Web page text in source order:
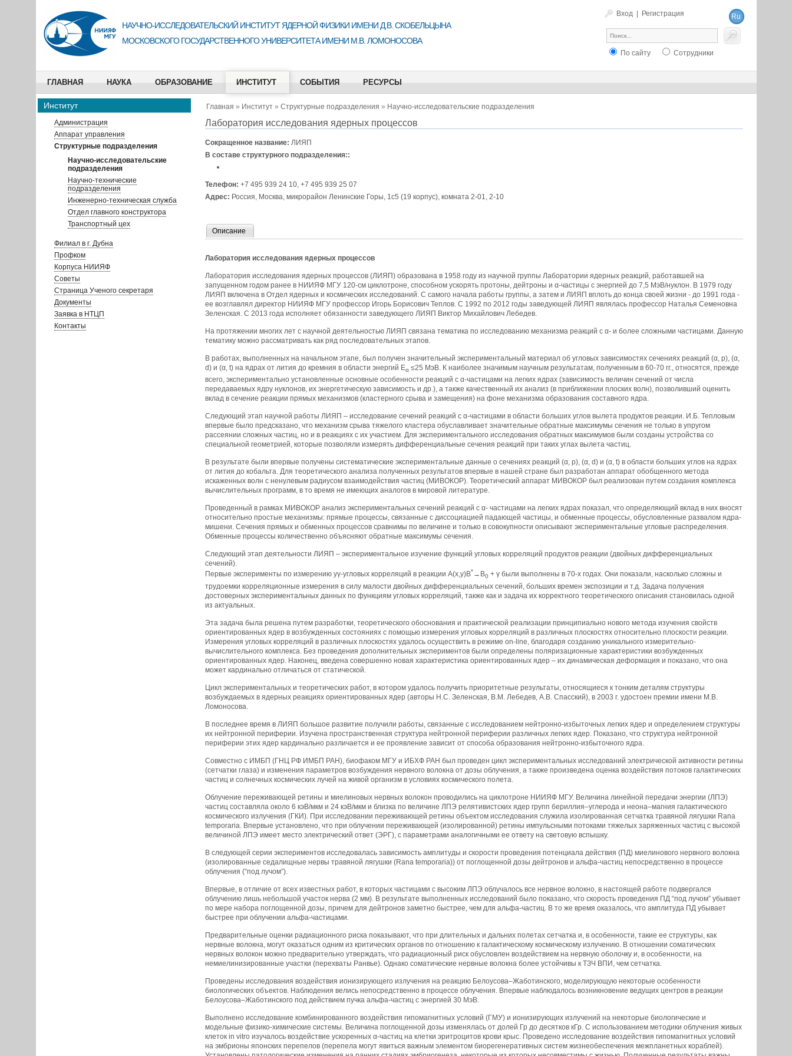
Вход Регистрация
Ru
En
НАУЧНО-ИССЛЕДОВАТЕЛЬСКИЙ ИНСТИТУТ ЯДЕРНОЙ ФИЗИКИ ИМЕНИ Д.В. СКОБЕЛЬЦЫНА
МОСКОВСКОГО ГОСУДАРСТВЕННОГО УНИВЕРСИТЕТА ИМЕНИ М.В. ЛОМОНОСОВА
По сайту Сотрудники
ГЛАВНАЯ НАУКА ОБРАЗОВАНИЕ ИНСТИТУТ СОБЫТИЯ РЕСУРСЫ
Институт
Администрация
Аппарат управления
Структурные подразделения
Научно-исследовательские
подразделения
Научно-технические
подразделения
Инженерно-техническая служба
Отдел главного конструктора
Транспортный цех
Филиал в г. Дубна
Профком
Корпуса НИИЯФ
Советы
Страница Ученого секретаря
Документы
Заявка в НТЦП
Контакты
Главная » Институт» Структурные подразделения » Научно-исследовательские подразделения
Лаборатория исследования ядерных процессов
Сокращенное название: ЛИЯП
В составе структурного подразделения::
Телефон: +7 495 939 24 10, +7 495 939 25 07
Адрес: Россия, Москва, микрорайон Ленинские Горы, 1с5 (19 корпус), комната 2-01, 2-10
Описание
Лаборатория исследования ядерных процессов
Лаборатория исследования ядерных процессов (ЛИЯП) образована в 1958 году из научной группы Лаборатории ядерных реакций, работавшей на
запущенном годом ранее в НИИЯФ МГУ 120-см циклотроне, способном ускорять протоны, дейтроны и α-частицы с энергией до 7,5 МэВ/нуклон. В 1979 году
ЛИЯП включена в Отдел ядерных и космических исследований. С самого начала работы группы, а затем и ЛИЯП вплоть до конца своей жизни - до 1991 года -
ее возглавлял директор НИИЯФ МГУ профессор Игорь Борисович Теплов. С 1992 по 2012 годы заведующей ЛИЯП являлась профессор Наталья Семеновна
Зеленская. С 2013 года исполняет обязанности заведующего ЛИЯП Виктор Михайлович Лебедев.
На протяжении многих лет с научной деятельностью ЛИЯП связана тематика по исследованию механизма реакций с α- и более сложными частицами. Данную
тематику можно рассматривать как ряд последовательных этапов.
В работах, выполненных на начальном этапе, был получен значительный экспериментальный материал об угловых зависимостях сечениях реакций (α, р), (α,
d) и (α, t) на ядрах от лития до кремния в области энергий Еα≤25 МэВ. К наиболее значимым научным результатам, полученным в 60-70 гг., относятся, прежде
всего, экспериментально установленные основные особенности реакций с α-частицами на легких ядрах (зависимость величин сечений от числа
передаваемых ядру нуклонов, их энергетическую зависимость и др.), а также качественный их анализ (в приближении плоских волн), позволивший оценить
вклад в сечение реакции прямых механизмов (кластерного срыва и замещения) на фоне механизма образования составного ядра.
Следующий этап научной работы ЛИЯП – исследование сечений реакций с α-частицами в области больших углов вылета продуктов реакции. И.Б. Тепловым
впервые было предсказано, что механизм срыва тяжелого кластера обуславливает значительные обратные максимумы сечения не только в упругом
рассеянии сложных частиц, но и в реакциях с их участием. Для экспериментального исследования обратных максимумов были созданы устройства со
специальной геометрией, которые позволяли измерять дифференциальные сечения реакций при таких углах вылета частиц.
В результате были впервые получены систематические экспериментальные данные о сечениях реакций (α, р), (α, d) и (α, t) в области больших углов на ядрах
от лития до кобальта. Для теоретического анализа полученных результатов впервые в нашей стране был разработан аппарат обобщенного метода
искаженных волн с ненулевым радиусом взаимодействия частиц (МИВОКОР). Теоретический аппарат МИВОКОР был реализован путем создания комплекса
вычислительных программ, в то время не имеющих аналогов в мировой литературе.
Проведенный в рамках МИВОКОР анализ экспериментальных сечений реакций с α- частицами на легких ядрах показал, что определяющий вклад в них вносят
относительно простые механизмы: прямые процессы, связанные с диссоциацией падающей частицы, и обменные процессы, обусловленные развалом ядра-
мишени. Сечения прямых и обменных процессов сравнимы по величине и только в совокупности описывают экспериментальные угловые распределения.
Обменные процессы количественно объясняют обратные максимумы сечения.
Следующий этап деятельности ЛИЯП – экспериментальное изучение функций угловых корреляций продуктов реакции (двойных дифференциальных
сечений).
Первые эксперименты по измерению yγ-угловых корреляций в реакции А(х,у)В* →В0+ γ были выполнены в 70-х годах. Они показали, насколько сложны и
трудоемки корреляционные измерения в силу малости двойных дифференциальных сечений, больших времен экспозиции и т.д. Задача получения
достоверных экспериментальных данных по функциям угловых корреляций, также как и задача их корректного теоретического описания становилась одной
из актуальных.
Эта задача была решена путем разработки, теоретического обоснования и практической реализации принципиально нового метода изучения свойств
ориентированных ядер в возбужденных состояниях с помощью измерения угловых корреляций в различных плоскостях относительно плоскости реакции.
Измерения угловых корреляций в различных плоскостях удалось осуществить в режиме on-line, благодаря созданию уникального измерительно-
вычислительного комплекса. Без проведения дополнительных экспериментов были определены поляризационные характеристики возбужденных
ориентированных ядер. Наконец, введена совершенно новая характеристика ориентированных ядер – их динамическая деформация и показано, что она
может кардинально отличаться от статической.
Цикл экспериментальных и теоретических работ, в котором удалось получить приоритетные результаты, относящиеся к тонким деталям структуры
возбуждаемых в ядерных реакциях ориентированных ядер (авторы Н.С. Зеленская, В.М. Лебедев, А.В. Спасский), в 2003 г. удостоен премии имени М.В.
Ломоносова.
В последнее время в ЛИЯП большое развитие получили работы, связанные с исследованием нейтронно-избыточных легких ядер и определением структуры
их нейтронной периферии. Изучена пространственная структура нейтронной периферии различных легких ядер. Показано, что структура нейтронной
периферии этих ядер кардинально различается и ее проявление зависит от способа образования нейтронно-избыточного ядра.
Совместно с ИМБП (ГНЦ РФ ИМБП РАН), биофаком МГУ и ИБХФ РАН был проведен цикл экспериментальных исследований электрической активности ретины
(сетчатки глаза) и изменения параметров возбуждения нервного волокна от дозы облучения, а также произведена оценка воздействия потоков галактических
частиц и солнечных космических лучей на живой организм в условиях космического полета.
Облучение переживающей ретины и миелиновых нервных волокон проводились на циклотроне НИИЯФ МГУ. Величина линейной передачи энергии (ЛПЭ)
частиц составляла около 6 кэВ/мкм и 24 кэВ/мкм и близка по величине ЛПЭ релятивистских ядер групп бериллия–углерода и неона–магния галактического
космического излучения (ГКИ). При исследовании переживающей ретины объектом исследования служила изолированная сетчатка травяной лягушки Rana
temporaria. Впервые установлено, что при облучении переживающей (изолированной) ретины импульсными потоками тяжелых заряженных частиц с высокой
величиной ЛПЭ имеет место электрический ответ (ЭРГ), с параметрами аналогичными ее ответу на световую вспышку.
В следующей серии экспериментов исследовалась зависимость амплитуды и скорости проведения потенциала действия (ПД) миелинового нервного волокна
(изолированные седалищные нервы травяной лягушки (Rana temporaria)) от поглощенной дозы дейтронов и альфа-частиц непосредственно в процессе
облучения (“под лучом”).
Впервые, в отличие от всех известных работ, в которых частицами с высоким ЛПЭ облучалось все нервное волокно, в настоящей работе подвергался
облучению лишь небольшой участок нерва (2 мм). В результате выполненных исследований было показано, что скорость проведения ПД “под лучом” убывает
по мере набора поглощенной дозы, причем для дейтронов заметно быстрее, чем для альфа-частиц. В то же время оказалось, что амплитуда ПД убывает
быстрее при облучении альфа-частицами.
Предварительные оценки радиационного риска показывают, что при длительных и дальних полетах сетчатка и, в особенности, такие ее структуры, как
нервные волокна, могут оказаться одним из критических органов по отношению к галактическому космическому излучению. В отношении соматических
нервных волокон можно предварительно утверждать, что радиационный риск обусловлен воздействием на нервную оболочку и, в особенности, на
немиелинизированные участки (перехваты Ранвье). Однако соматические нервные волокна более устойчивы к ТЗЧ ВПИ, чем сетчатка.
Проведены исследования воздействия ионизирующего излучения на реакцию Белоусова–Жаботинского, моделирующую некоторые особенности
биологических объектов. Наблюдения велись непосредственно в процессе облучения. Впервые наблюдалось возникновение ведущих центров в реакции
Белоусова–Жаботинского под действием пучка альфа-частиц с энергией 30 МэВ.
Выполнено исследование комбинированного воздействия гипомагнитных условий (ГМУ) и ионизирующих излучений на некоторые биологические и
модельные физико-химические системы. Величина поглощенной дозы изменялась от долей Гр до десятков кГр. С использованием методики облучения живых
клеток in vitro изучалось воздействие ускоренных α-частиц на клетки эритроцитов крови крыс. Проведено исследование воздействия гипомагнитных условий
на эмбрионы японских перепелов (перепела могут явиться важным элементом биорегенеративных систем жизнеобеспечения межпланетных кораблей).